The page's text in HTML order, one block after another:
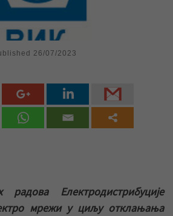
26/07/2023
радова Електродистрибуције
мрежи у циљу отклањања